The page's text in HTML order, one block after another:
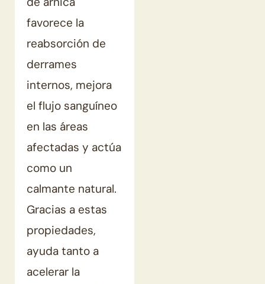
favorece la
reabsorción de
derrames
internos, mejora
el flujo sanguíneo
en las áreas
afectadas y actúa
como un
calmante natural.
Gracias a estas
propiedades,
ayuda tanto a
acelerar la